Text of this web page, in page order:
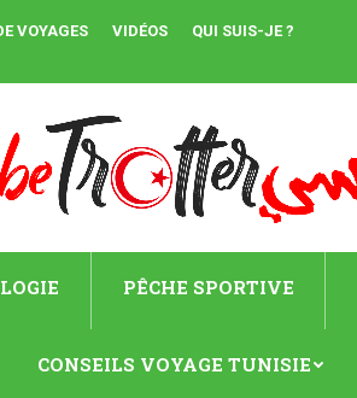
VOYAGES VIDÉOS
QUI SUIS-JE ?
PÊCHE SPORTIVE
CONSEILS VOYAGE TUNISIE